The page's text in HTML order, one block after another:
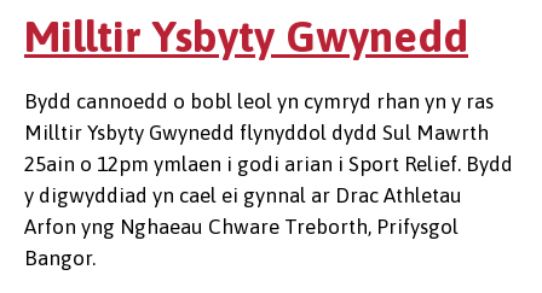
Milltir Ysbyty Gwynedd
Bydd cannoedd o bobl leol yn cymryd rhan yn y ras
Milltir Ysbyty Gwynedd flynyddol dydd Sul Mawrth
25ain o 12pm ymlaen i godi arian i Sport Relief. Bydd
y digwyddiad yn cael ei gynnal ar Drac Athletau
Arfon yng Nghaeau Chware Treborth, Prifysgol
Bangor.